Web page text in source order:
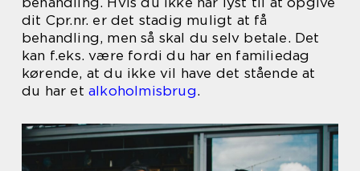
dit Cpr.nr. er det stadig muligt at få
behandling, men så skal du selv betale. Det
kan f.eks. være fordi du har en familiedag
kørende, at du ikke vil have det stående at
du har et alkoholmisbrug.